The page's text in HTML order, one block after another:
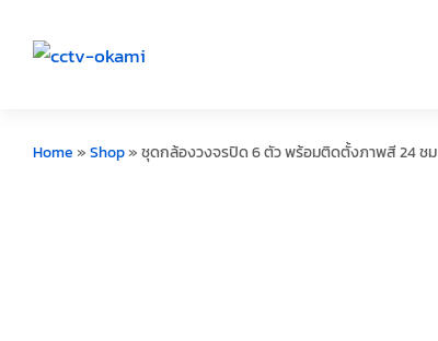
Home»Shop»ชุดกล้องวงจรปิด 6 ตัว พร้อมติดตั้งภาพสี 24 ชม